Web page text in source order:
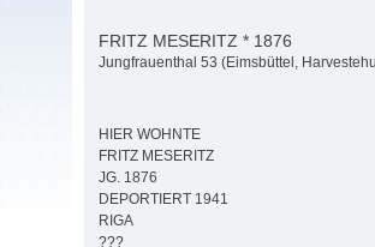
FRITZ MESERITZ * 1876
Jungfrauenthal 53 (Eimsbüttel,
HIER WOHNTE
FRITZ MESERITZ
JG. 1876
DEPORTIERT 1941
RIGA
???